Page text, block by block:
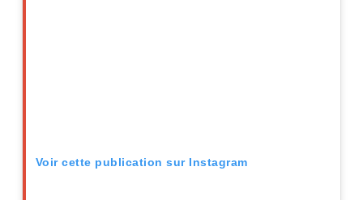
Voir cette publication sur Instagram